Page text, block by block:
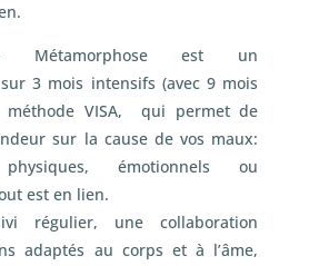
Métamorphose est un
3 mois intensifs (avec 9 mois
méthode VISA, qui permet de
sur la cause de vos maux:
émotionnels ou
est en lien.
régulier, une collaboration
adaptés au corps et à l’âme,